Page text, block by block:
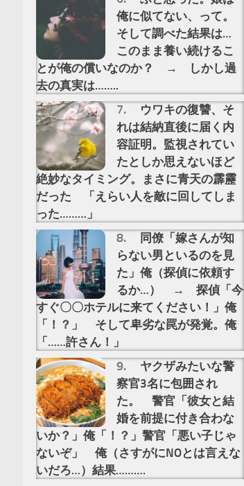
俺に似てない、って。
そして調べた結果は…
このまま養い続けるこ
とが俺の償いなのか？ → しかし過
去の真実は……..
ウワキの復讐、そ
れは結納直後に届く内
容証明。監視されてい
たとしか思えないほど
絶妙なタイミング。まさに青天の霹靂
だった 「えらい人を敵に回してしま
った………」
同僚「嫁さんが知
らない男といるのを見
た」俺（探偵に依頼す
るか…） → 探偵「今
すぐ〇〇ホテルに来てください！」俺
「！？」 そして卑劣な罠が発覚。俺
「……許さん！」
ヤクザみたいな警
察官3名に包囲され
た。 警官「彼女と結
婚を前提に付き合わな
いか？」俺「！？」警官「悪い子じゃ
ないぞ」 俺（さすがにNOとは言えな
いだろ…）結果……….